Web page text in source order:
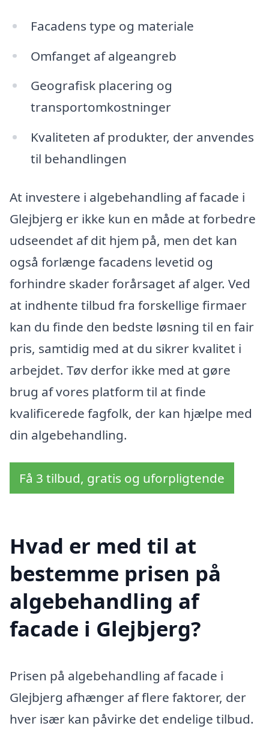
Facadens type og materiale
Omfanget af algeangreb
Geografisk placering og
transportomkostninger
Kvaliteten af produkter, der anvendes
til behandlingen
At investere i algebehandling af facade i
Glejbjerg er ikke kun en måde at forbedre
udseendet af dit hjem på, men det kan
også forlænge facadens levetid og
forhindre skader forårsaget af alger. Ved
at indhente tilbud fra forskellige firmaer
kan du finde den bedste løsning til en fair
pris, samtidig med at du sikrer kvalitet i
arbejdet. Tøv derfor ikke med at gøre
brug af vores platform til at finde
kvalificerede fagfolk, der kan hjælpe med
din algebehandling.
Få 3 tilbud, gratis og uforpligtende
Hvad er med til at
bestemme prisen på
algebehandling af
facade i Glejbjerg?
Prisen på algebehandling af facade i
Glejbjerg afhænger af flere faktorer, der
hver især kan påvirke det endelige tilbud.